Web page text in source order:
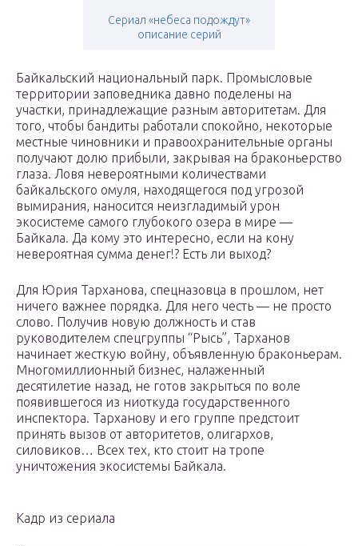
Сериал «небеса подождут»
описание серий
Байкальский национальный парк. Промысловые
территории заповедника давно поделены на
участки, принадлежащие разным авторитетам. Для
того, чтобы бандиты работали спокойно, некоторые
местные чиновники и правоохранительные органы
получают долю прибыли, закрывая на браконьерство
глаза. Ловя невероятными количествами
байкальского омуля, находящегося под угрозой
вымирания, наносится неизгладимый урон
экосистеме самого глубокого озера в мире —
Байкала. Да кому это интересно, если на кону
невероятная сумма денег!? Есть ли выход?
Для Юрия Тарханова, спецназовца в прошлом, нет
ничего важнее порядка. Для него честь — не просто
слово. Получив новую должность и став
руководителем спецгруппы “Рысь”, Тарханов
начинает жесткую войну, объявленную браконьерам.
Многомиллионный бизнес, налаженный
десятилетие назад, не готов закрыться по воле
появившегося из ниоткуда государственного
инспектора. Тарханову и его группе предстоит
принять вызов от авторитетов, олигархов,
силовиков… Всех тех, кто стоит на тропе
уничтожения экосистемы Байкала.
Кадр из сериала